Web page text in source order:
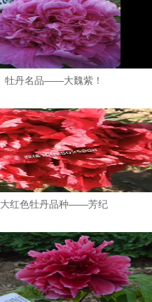
牡丹名品——大魏紫！
大红色牡丹品种——芳纪